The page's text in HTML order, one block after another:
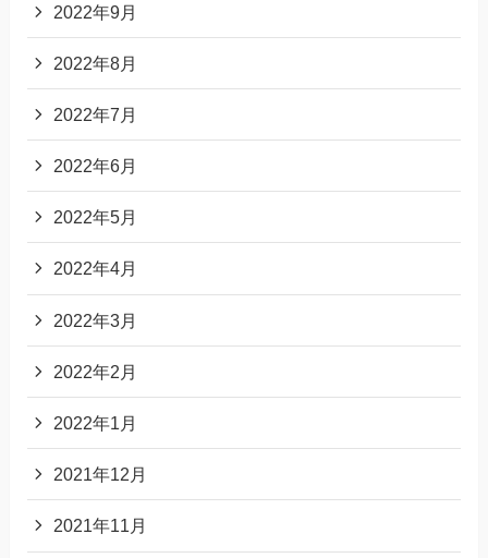
2022年9月
2022年8月
2022年7月
2022年6月
2022年5月
2022年4月
2022年3月
2022年2月
2022年1月
2021年12月
2021年11月